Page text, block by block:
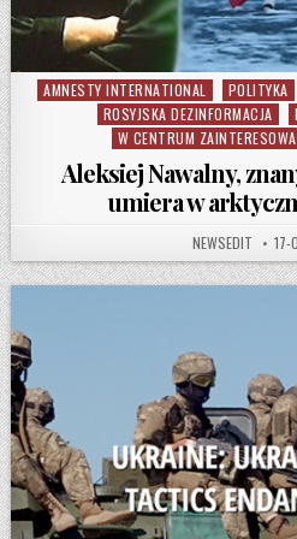
Posted in
AMNESTY INTERNATIONAL POLITYKA
ROSYJSKA DEZINFORMACJA
W CENTRUM
Aleksiej Nawalny,
umiera w
AUTHOR:
NEWSEDIT